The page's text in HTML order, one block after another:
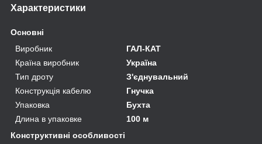
Характеристики
Основні
Виробник
ГАЛ-КАТ
Країна виробник
Україна
Тип дроту
З'єднувальний
Конструкція кабелю
Гнучка
Упаковка
Бухта
Длина в упаковке
100 м
Конструктивні особливості